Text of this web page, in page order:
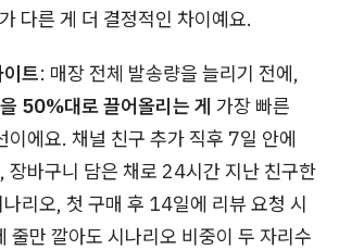
다른 게 더 결정적인 차이예요.
트: 매장 전체 발송량을 늘리기 전에,
50%대로 끌어올리는 게 가장 빠른
이에요. 채널 친구 추가 직후 7일 안에
장바구니 담은 채로 24시간 지난 친구한
리오, 첫 구매 후 14일에 리뷰 요청 시
줄만 깔아도 시나리오 비중이 두 자리수